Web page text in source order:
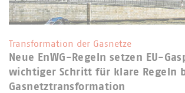
Transformation der Gasnetze
Neue EnWG-Regeln setzen EU-
wichtiger Schritt für klare Regeln
Gasnetztransformation